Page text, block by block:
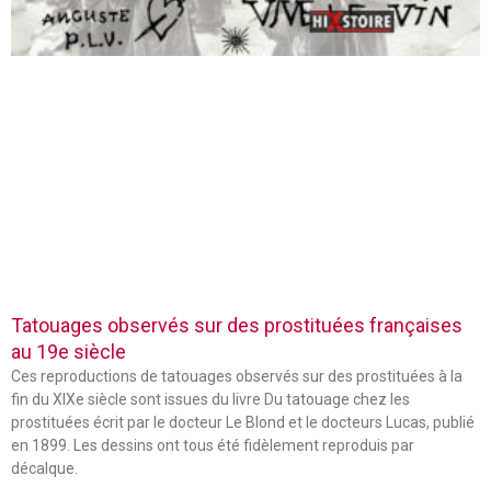
Tatouages observés sur des prostituées françaises
au 19e siècle
Ces reproductions de tatouages observés sur des prostituées à la
fin du XIXe siècle sont issues du livre Du tatouage chez les
prostituées écrit par le docteur Le Blond et le docteurs Lucas, publié
en 1899. Les dessins ont tous été fidèlement reproduis par
décalque.